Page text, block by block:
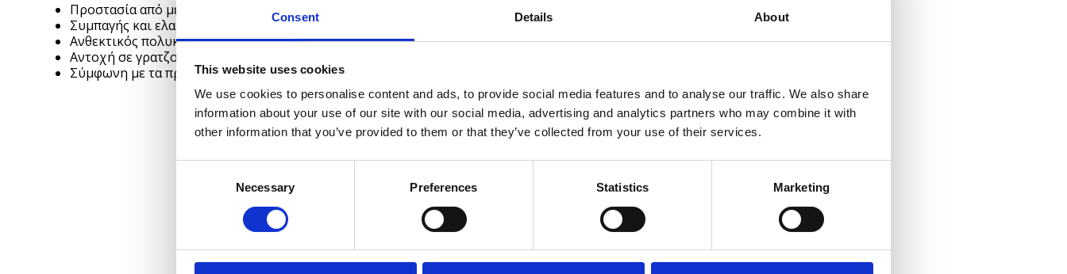
Consent Details About
This website uses cookies
We use cookies to personalise content and ads, to provide social media features and to analyse our traffic. We also share
information about your use of our site with our social media, advertising and analytics partners who may combine it with
other information that you’ve provided to them or that they’ve collected from your use of their services.
Necessary Preferences Statistics Marketing
Προστασία από μεγάλα αιωρούμενα σωματίδια – ιδανικά για κατασκευαστικά ή μηχανικά έργα.
Συμπαγής και ελαφρύς σχεδιασμός – άνετη χρήση και για πολλές ώρες.
Ανθεκτικός πολυκαρβονικός φακός, υψηλής αντοχής σε κρούσεις.
Αντοχή σε γρατζουνιές, σταγονίδια και σκόνη – ιδανικά για απαιτητικές συνθήκες.
Σύμφωνη με τα πρότυπα ασφάλειας και επαγγελματική χρήση.
Related Products